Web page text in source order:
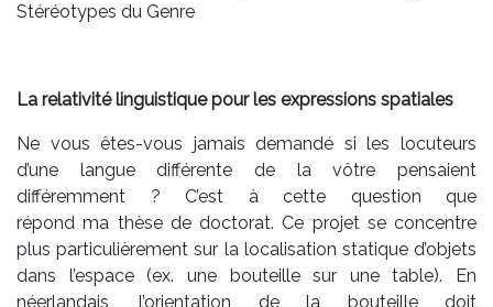
Stéréotypes du Genre
La relativité linguistique pour les expressions spatiales
Ne vous êtes-vous jamais demandé si les locuteurs
d’une langue différente de la vôtre pensaient
différemment ? C’est à cette question que
répond ma thèse de doctorat. Ce projet se concentre
plus particulièrement sur la localisation statique d’objets
dans l’espace (ex. une bouteille sur une table). En
néerlandais, l’orientation de la bouteille doit